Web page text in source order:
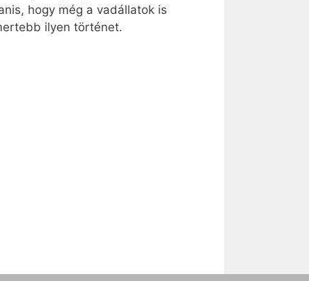
hogy még a vadállatok is
ilyen történet.